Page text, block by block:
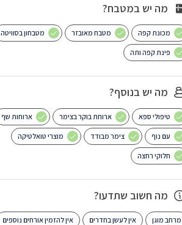
מה יש במטבח?
מכונת קפה מטבח מאובזר מטבחון בסוויטה
פינת קפה ותה
מה יש בנוסף?
טיפולי ספא ארוחת בוקר בצימר ארוחות שף
עם נוף צימר מבודד מוצרי טואלטיקה
חלוקי רחצה
מה חשוב שתדעו?
מרחב מוגן אין לעשן בחדרים אין להזמין אורחים נוספים